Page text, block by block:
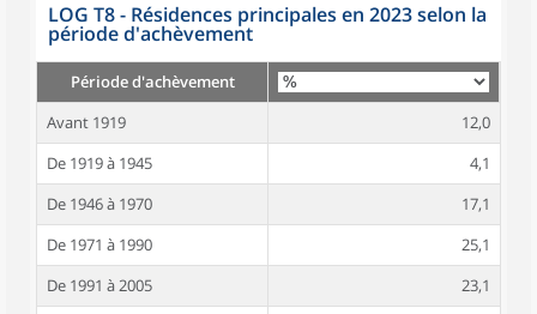
LOG T8 - Résidences principales en 2023 selon la
période d'achèvement
Période d'achèvement
Avant 1919
12,0
De 1919 à 1945
4,1
De 1946 à 1970
17,1
De 1971 à 1990
25,1
De 1991 à 2005
23,1